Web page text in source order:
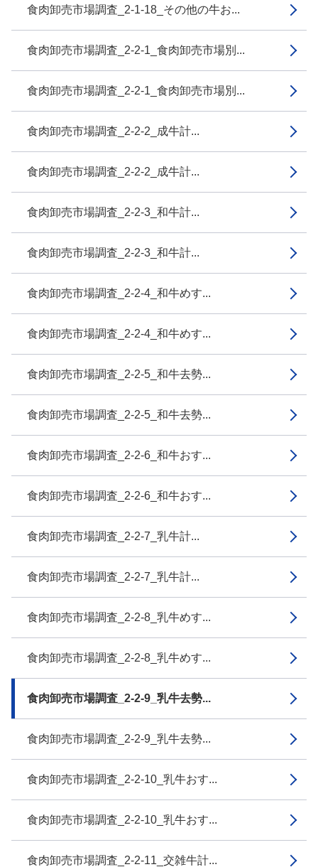
食肉卸売市場調査_2-1-18_その他の牛お...
食肉卸売市場調査_2-2-1_食肉卸売市場別...
食肉卸売市場調査_2-2-1_食肉卸売市場別...
食肉卸売市場調査_2-2-2_成牛計...
食肉卸売市場調査_2-2-2_成牛計...
食肉卸売市場調査_2-2-3_和牛計...
食肉卸売市場調査_2-2-3_和牛計...
食肉卸売市場調査_2-2-4_和牛めす...
食肉卸売市場調査_2-2-4_和牛めす...
食肉卸売市場調査_2-2-5_和牛去勢...
食肉卸売市場調査_2-2-5_和牛去勢...
食肉卸売市場調査_2-2-6_和牛おす...
食肉卸売市場調査_2-2-6_和牛おす...
食肉卸売市場調査_2-2-7_乳牛計...
食肉卸売市場調査_2-2-7_乳牛計...
食肉卸売市場調査_2-2-8_乳牛めす...
食肉卸売市場調査_2-2-8_乳牛めす...
食肉卸売市場調査_2-2-9_乳牛去勢...
食肉卸売市場調査_2-2-9_乳牛去勢...
食肉卸売市場調査_2-2-10_乳牛おす...
食肉卸売市場調査_2-2-10_乳牛おす...
食肉卸売市場調査_2-2-11_交雑牛計...